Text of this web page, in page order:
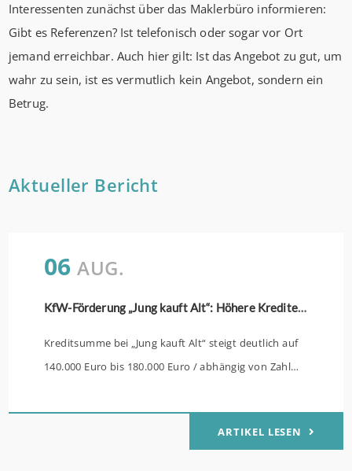
Interessenten zunächst über das Maklerbüro informieren:
Gibt es Referenzen? Ist telefonisch oder sogar vor Ort
jemand erreichbar. Auch hier gilt: Ist das Angebot zu gut, um
wahr zu sein, ist es vermutlich kein Angebot, sondern ein
Betrug.
Aktueller Bericht
06 AUG.
KfW-Förderung „Jung kauft Alt“: Höhere Kredite ab August 2026
Kreditsumme bei „Jung kauft Alt“ steigt deutlich auf
140.000 Euro bis 180.000 Euro / abhängig von Zahl
verbilligt: Heutiger Zins bei 0,53 Prozent effektiv bei
35 Jahren Laufzeit und 10 Jahren Zinsbindung
ARTIKEL LESEN